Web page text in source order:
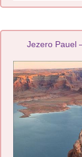
Jezero Pauel